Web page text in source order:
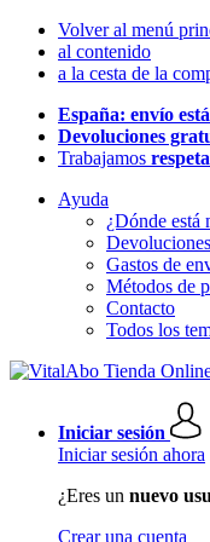
Volver al menú
al contenido
a la cesta de la
España: envío
Devoluciones
Trabajamos
Ayuda
¿Dónde está
Devoluciones
Gastos de
Métodos de
Contacto
Todos los
Iniciar sesión
Iniciar sesión ahora
¿Eres un nuevo
Crear una cuenta